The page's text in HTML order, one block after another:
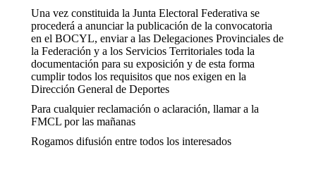
Una vez constituida la Junta Electoral Federativa se
procederá a anunciar la publicación de la convocatoria
en el BOCYL, enviar a las Delegaciones Provinciales de
la Federación y a los Servicios Territoriales toda la
documentación para su exposición y de esta forma
cumplir todos los requisitos que nos exigen en la
Dirección General de Deportes
Para cualquier reclamación o aclaración, llamar a la
FMCL por las mañanas
Rogamos difusión entre todos los interesados